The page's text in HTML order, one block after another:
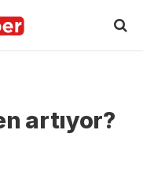
artıyor?